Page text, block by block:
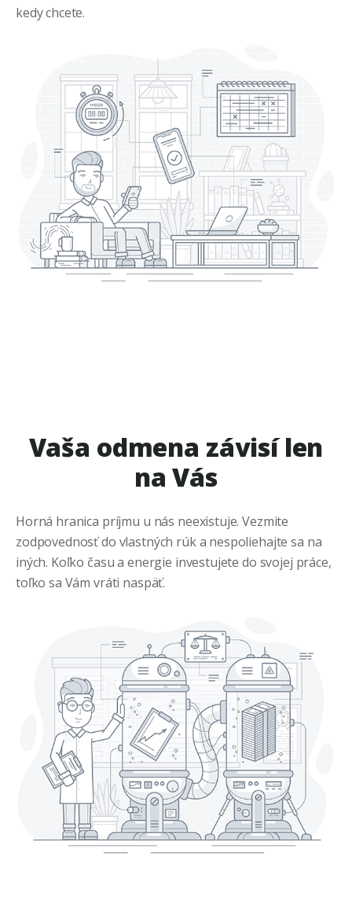
kedy chcete.
Vaša odmena závisí len
na Vás
Horná hranica príjmu u nás neexistuje. Vezmite
zodpovednosť do vlastných rúk a nespoliehajte sa na
iných. Koľko času a energie investujete do svojej práce,
toľko sa Vám vráti naspäť.